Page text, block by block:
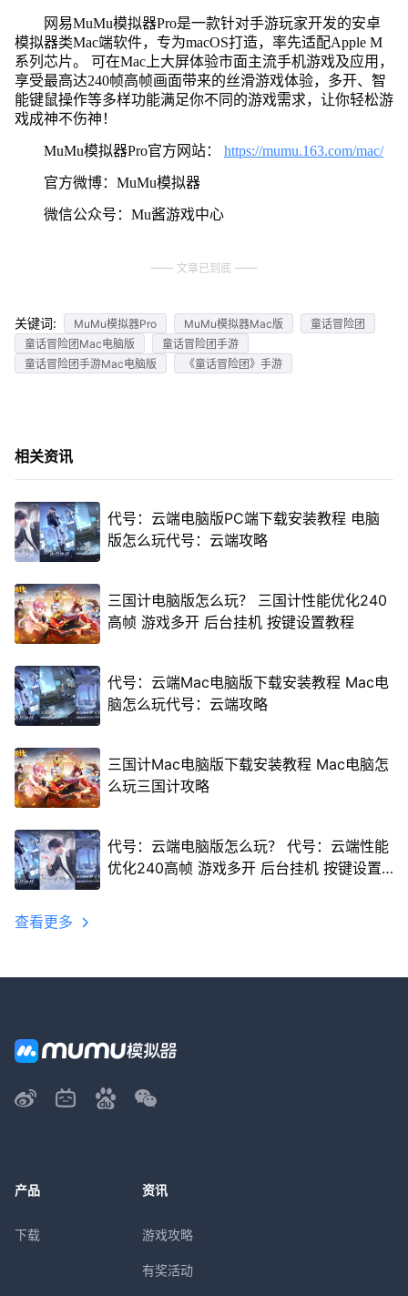
网易MuMu模拟器Pro是一款针对手游玩家开发的安卓
模拟器类Mac端软件，专为macOS打造，率先适配Apple M
系列芯片。 可在Mac上大屏体验市面主流手机游戏及应用，
享受最高达240帧高帧画面带来的丝滑游戏体验，多开、智
能键鼠操作等多样功能满足你不同的游戏需求，让你轻松游
戏成神不伤神！
MuMu模拟器Pro官方网站： https://mumu.163.com/mac/
官方微博：MuMu模拟器
微信公众号：Mu酱游戏中心
文章已到底
关键词: MuMu模拟器Pro MuMu模拟器Mac版
童话冒险团
童话冒险团Mac电脑版
童话冒险团手游
童话冒险团手游Mac电脑版
《童话冒险团》手游
相关资讯
代号：云端电脑版PC端下载安装教程 电脑
版怎么玩代号：云端攻略
三国计电脑版怎么玩？ 三国计性能优化240
高帧 游戏多开 后台挂机 按键设置教程
代号：云端Mac电脑版下载安装教程 Mac电
脑怎么玩代号：云端攻略
三国计Mac电脑版下载安装教程 Mac电脑怎
么玩三国计攻略
代号：云端电脑版怎么玩？ 代号：云端性能
优化240高帧 游戏多开 后台挂机 按键设置
查看更多
产品
下载
资讯
游戏攻略
有奖活动